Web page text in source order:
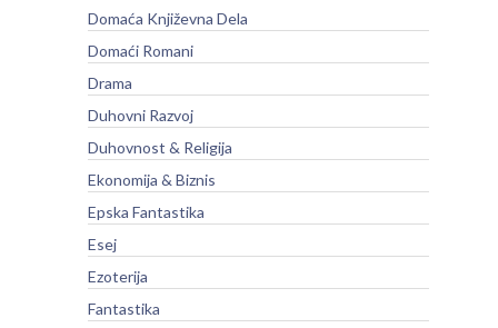
Domaća Književna Dela
Domaći Romani
Drama
Duhovni Razvoj
Duhovnost & Religija
Ekonomija & Biznis
Epska Fantastika
Esej
Ezoterija
Fantastika